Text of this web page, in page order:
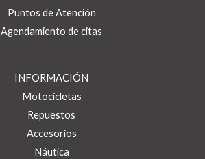
Puntos de Atención
Agendamiento de citas
INFORMACIÓN
Motocicletas
Repuestos
Accesorios
Náutica